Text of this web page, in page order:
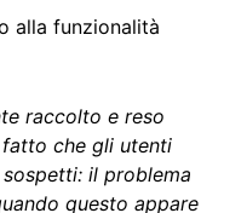
alla funzionalità
raccolto e reso
che gli utenti
il problema
questo appare